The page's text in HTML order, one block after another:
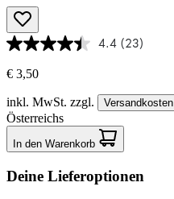
4.4 (23)
€ 3,50
inkl. MwSt. zzgl. Versandkosten
Österreichs
In den Warenkorb
Deine Lieferoptionen